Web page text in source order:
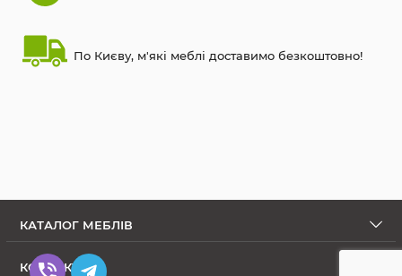
По Києву, м'які меблі доставимо безкоштовно!
КАТАЛОГ МЕБЛІВ
КОНТАКТИ